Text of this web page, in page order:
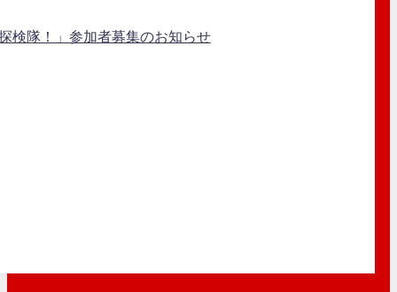
検隊！」参加者募集のお知らせ